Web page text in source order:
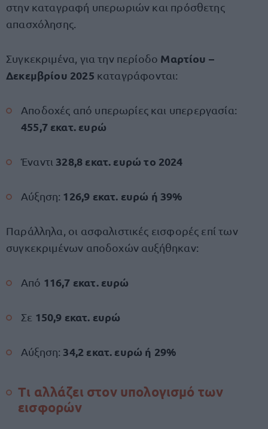
στην καταγραφή υπερωριών και πρόσθετης
απασχόλησης.
Συγκεκριμένα, για την περίοδο Μαρτίου –
Δεκεμβρίου 2025 καταγράφονται:
Αποδοχές από υπερωρίες και υπερεργασία:
455,7 εκατ. ευρώ
Έναντι 328,8 εκατ. ευρώ το 2024
Αύξηση: 126,9 εκατ. ευρώ ή 39%
Παράλληλα, οι ασφαλιστικές εισφορές επί των
συγκεκριμένων αποδοχών αυξήθηκαν:
Από 116,7 εκατ. ευρώ
Σε 150,9 εκατ. ευρώ
Αύξηση: 34,2 εκατ. ευρώ ή 29%
Τι αλλάζει στον υπολογισμό των
εισφορών